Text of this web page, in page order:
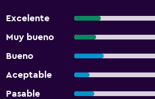
Excelente
Muy bueno
Bueno
Aceptable
Pasable